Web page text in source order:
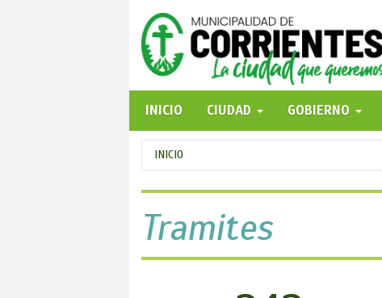
INICIO
CIUDAD GOBIERNO
Se
encuentra
usted
aquí
INICIO
Tramites